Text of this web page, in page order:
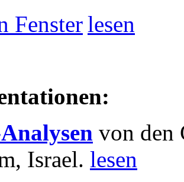
lesen
von den
Israel. lesen